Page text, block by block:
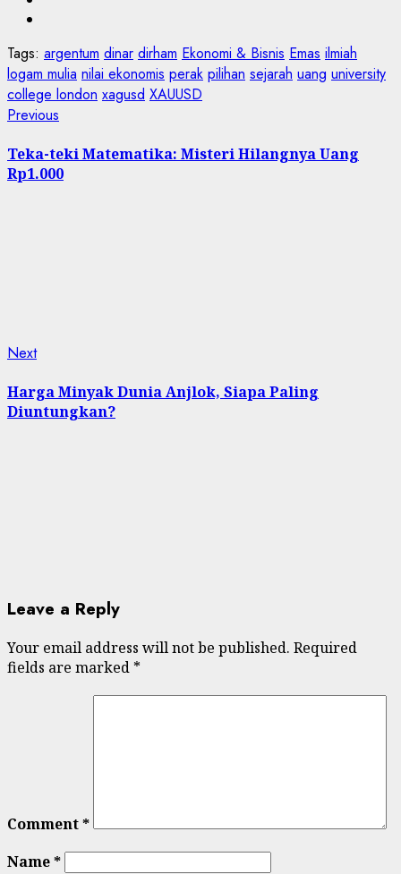
Tags: argentum dinar dirham Ekonomi & Bisnis Emas ilmiah
logam mulia nilai ekonomis perak pilihan sejarah uang university
college london xagusd XAUUSD
Post
navigation
Previous
Teka-teki Matematika: Misteri Hilangnya Uang
Rp1.000
NextNext
Harga Minyak Dunia Anjlok, Siapa Paling
Diuntungkan?
Leave a Reply
Your email address will not be published. Required
fields are marked *
Comment*
Name*